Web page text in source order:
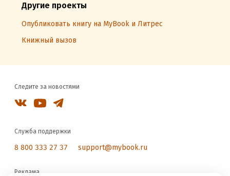
Другие проекты
Опубликовать книгу на MyBook и Литрес
Книжный вызов
Следите за новостями
Служба поддержки
8 800 333 27 37 support@mybook.ru
Реклама